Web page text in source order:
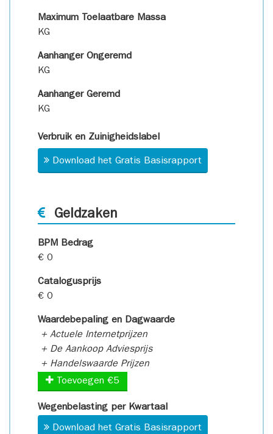
Maximum Toelaatbare Massa
KG
Aanhanger Ongeremd
KG
Aanhanger Geremd
KG
Verbruik en Zuinigheidslabel
Download het Gratis Basisrapport
Geldzaken
BPM Bedrag
€ 0
Catalogusprijs
€ 0
Waardebepaling en Dagwaarde
+ Actuele Internetprijzen
+ De Aankoop Adviesprijs
+ Handelswaarde Prijzen
Toevoegen €5
Wegenbelasting per Kwartaal
Download het Gratis Basisrapport